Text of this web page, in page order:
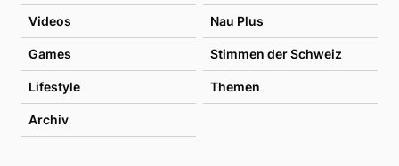
Videos Nau Plus
Games Stimmen der Schweiz
Lifestyle Themen
Archiv